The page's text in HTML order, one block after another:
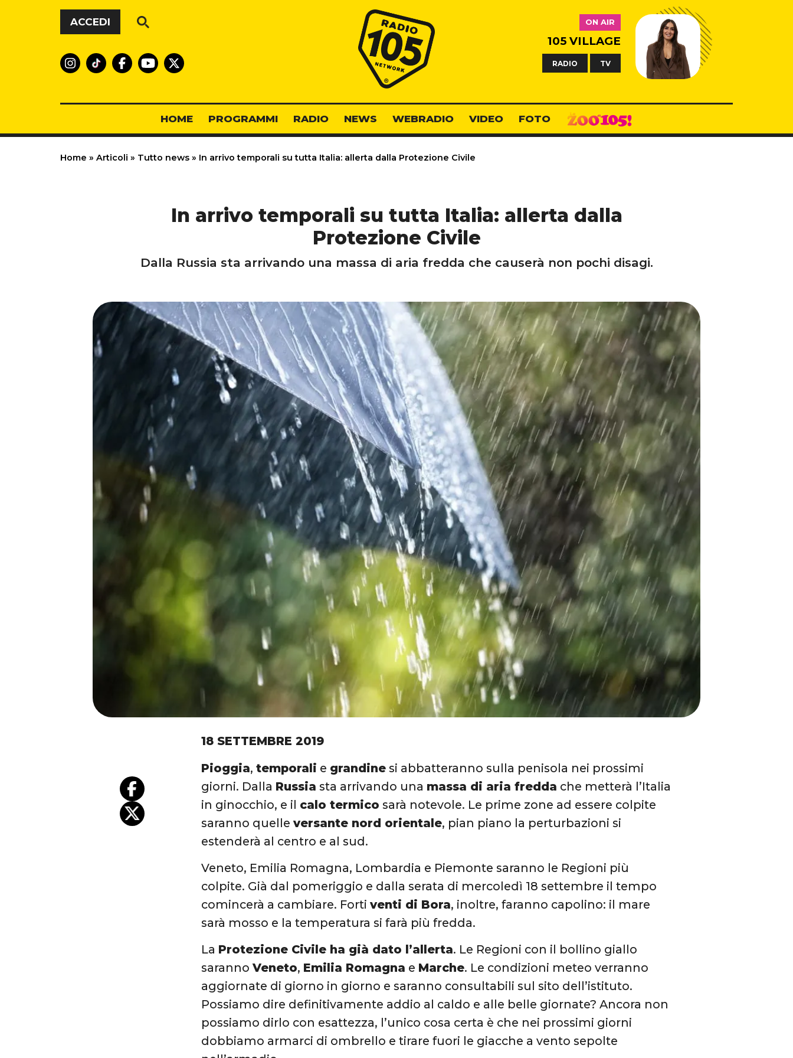
Vai al contenuto
ACCEDI
Radio 105
ON AIR
105 VILLAGE
RADIO TV
HOME PROGRAMMI RADIO NEWS WEBRADIO VIDEO FOTO
Home » Articoli » Tutto news » In arrivo temporali su tutta Italia: allerta dalla Protezione Civile
In arrivo temporali su tutta Italia: allerta dalla
Protezione Civile
Dalla Russia sta arrivando una massa di aria fredda che causerà non pochi disagi.
18 SETTEMBRE 2019
Pioggia,temporali e grandine si abbatteranno sulla penisola nei prossimi
giorni. Dalla Russia sta arrivando una massa di aria fredda che metterà l’Italia
in ginocchio, e il calo termico sarà notevole. Le prime zone ad essere colpite
saranno quelleversante nord orientale, pian piano la perturbazioni si
estenderà al centro e al sud.
Veneto, Emilia Romagna, Lombardia e Piemonte saranno le Regioni più
colpite. Già dal pomeriggio e dalla serata di mercoledì 18 settembre il tempo
comincerà a cambiare. Fortiventi di Bora, inoltre, faranno capolino: il mare
sarà mosso e la temperatura si farà più fredda.
La Protezione Civile ha già dato l’allerta. Le Regioni con il bollino giallo
sarannoVeneto, Emilia Romagna e Marche. Le condizioni meteo verranno
aggiornate di giorno in giorno e saranno consultabili sul sito dell’istituto.
Possiamo dire definitivamente addio al caldo e alle belle giornate? Ancora non
possiamo dirlo con esattezza, l’unico cosa certa è che nei prossimi giorni
dobbiamo armarci di ombrello e tirare fuori le giacche a vento sepolte